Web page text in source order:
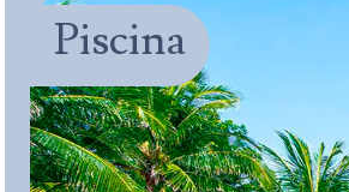
Piscina